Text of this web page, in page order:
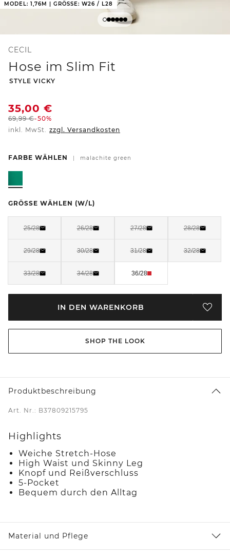
MODEL: 1,76M | GRÖSSE: W26 / L28
CECIL
Hose im Slim Fit
-
STYLE VICKY
35,00 €
69,99€-50%
inkl. MwSt. zzgl. Versandkosten
FARBE WÄHLEN | malachite green
GRÖSSE WÄHLEN (W/L)
25/28 26/28 27/28 28/28
29/28 30/28 31/28 32/28
33/28 34/28 36/28
IN DEN WARENKORB
SHOP THE LOOK
Produktbeschreibung
Art. Nr.: B37809215795
Highlights
Weiche Stretch-Hose
High Waist und Skinny Leg
Knopf und Reißverschluss
5-Pocket
Bequem durch den Alltag
Material und Pflege